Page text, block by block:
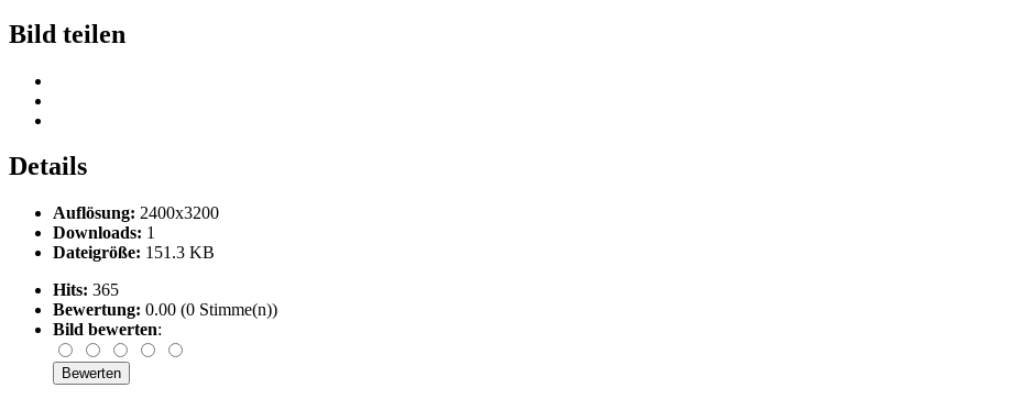
Bild teilen
Details
Auflösung: 2400x3200
Downloads: 1
Dateigröße: 151.3 KB
Hits: 365
Bewertung: 0.00 (0 Stimme(n))
Bild bewerten: